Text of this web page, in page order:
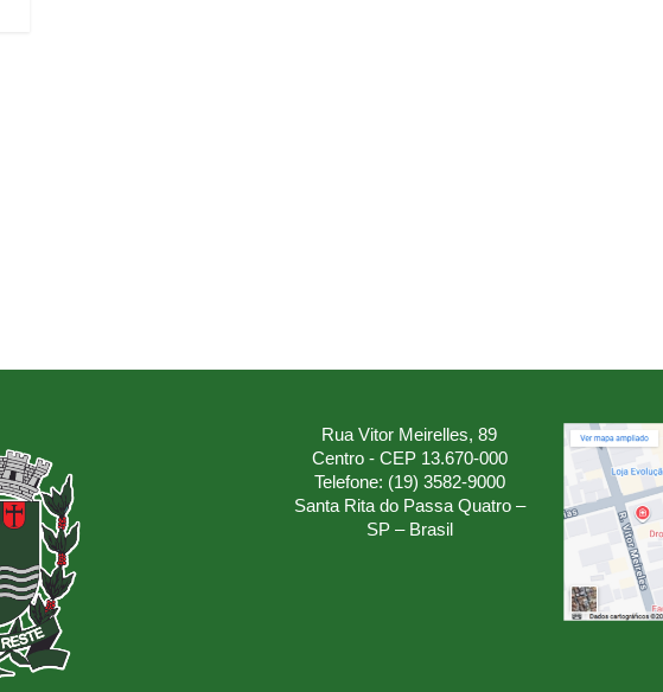
Rua Vitor Meirelles, 89
Centro - CEP 13.670-000
Telefone: (19) 3582-9000
Santa Rita do Passa Quatro –
SP – Brasil